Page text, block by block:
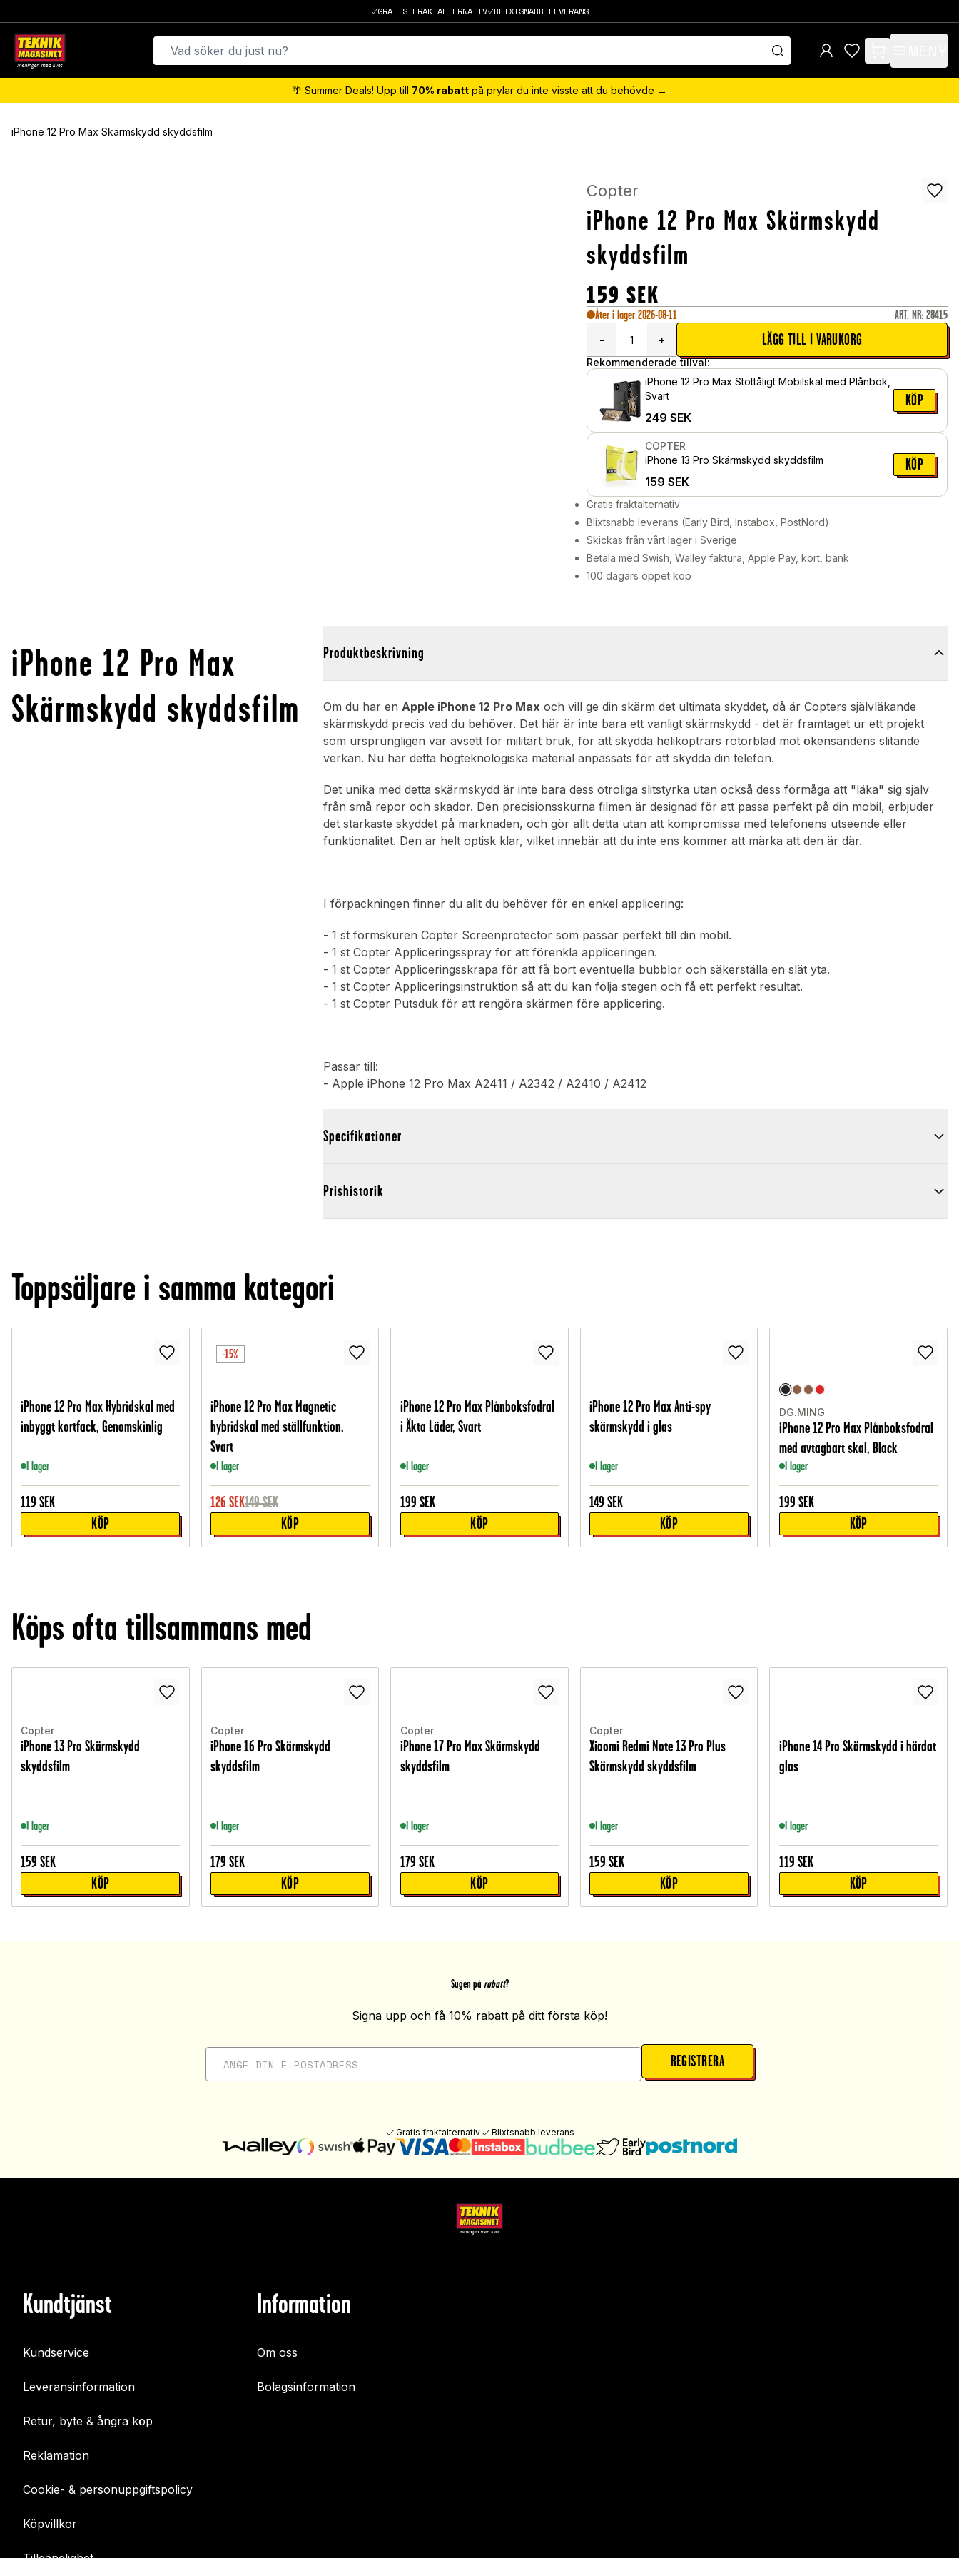
GRATIS FRAKTALTERNATIV BLIXTSNABB LEVERANS
items in cart, view
🌴 Summer Deals! Upp till 70% rabatt på prylar du inte visste att du behövde →
iPhone 12 Pro Max Skärmskydd skyddsfilm
Copter
iPhone 12 Pro Max Skärmskydd
skyddsfilm
159 SEK
Åter i lager 2026-08-11 ART. NR: 28415
-
+ LÄGG TILL I VARUKORG
Rekommenderade tillval:
iPhone 12 Pro Max Stöttåligt Mobilskal med Plånbok,
Svart
249 SEK
KÖP
COPTER
iPhone 13 Pro Skärmskydd skyddsfilm
159 SEK
KÖP
Gratis fraktalternativ
Blixtsnabb leverans (Early Bird, Instabox, PostNord)
Skickas från vårt lager i Sverige
Betala med Swish, Walley faktura, Apple Pay, kort, bank
100 dagars öppet köp
iPhone 12 Pro Max
Skärmskydd skyddsfilm
Produktbeskrivning
Om du har enApple iPhone 12 Pro Max och vill ge din skärm det ultimata skyddet, då är Copters självläkande
skärmskydd precis vad du behöver. Det här är inte bara ett vanligt skärmskydd - det är framtaget ur ett projekt
som ursprungligen var avsett för militärt bruk, för att skydda helikoptrars rotorblad mot ökensandens slitande
verkan. Nu har detta högteknologiska material anpassats för att skydda din telefon.
Det unika med detta skärmskydd är inte bara dess otroliga slitstyrka utan också dess förmåga att "läka" sig själv
från små repor och skador. Den precisionsskurna filmen är designad för att passa perfekt på din mobil, erbjuder
det starkaste skyddet på marknaden, och gör allt detta utan att kompromissa med telefonens utseende eller
funktionalitet. Den är helt optisk klar, vilket innebär att du inte ens kommer att märka att den är där.
I förpackningen finner du allt du behöver för en enkel applicering:
- 1 st formskuren Copter Screenprotector som passar perfekt till din mobil.
- 1 st Copter Appliceringsspray för att förenkla appliceringen.
- 1 st Copter Appliceringsskrapa för att få bort eventuella bubblor och säkerställa en slät yta.
- 1 st Copter Appliceringsinstruktion så att du kan följa stegen och få ett perfekt resultat.
- 1 st Copter Putsduk för att rengöra skärmen före applicering.
Passar till:
- Apple iPhone 12 Pro Max A2411 / A2342 / A2410 / A2412
Specifikationer
Prishistorik
Toppsäljare i samma kategori
iPhone 12 Pro Max Hybridskal med
inbyggt kortfack, Genomskinlig
I lager
119 SEK
KÖP
-15%
iPhone 12 Pro Max Magnetic
hybridskal med ställfunktion,
Svart
I lager
126 SEK149SEK
KÖP
iPhone 12 Pro Max Plånboksfodral
i Äkta Läder, Svart
I lager
199 SEK
KÖP
iPhone 12 Pro Max Anti-spy
skärmskydd i glas
I lager
149 SEK
KÖP
DG.MING
iPhone 12 Pro Max Plånboksfodral
med avtagbart skal, Black
I lager
199 SEK
KÖP
Köps ofta tillsammans med
Copter
iPhone 13 Pro Skärmskydd
skyddsfilm
I lager
159 SEK
KÖP
Copter
iPhone 16 Pro Skärmskydd
skyddsfilm
I lager
179 SEK
KÖP
Copter
iPhone 17 Pro Max Skärmskydd
skyddsfilm
I lager
179 SEK
KÖP
Copter
Xiaomi Redmi Note 13 Pro Plus
Skärmskydd skyddsfilm
I lager
159 SEK
KÖP
iPhone 14 Pro Skärmskydd i härdat
glas
I lager
119 SEK
KÖP
Sugen på rabatt?
Signa upp och få 10% rabatt på ditt första köp!
REGISTRERA
Gratis fraktalternativ Blixtsnabb leverans
Kundtjänst
Kundservice
Leveransinformation
Retur, byte & ångra köp
Reklamation
Cookie- & personuppgiftspolicy
Köpvillkor
Information
Om oss
Bolagsinformation